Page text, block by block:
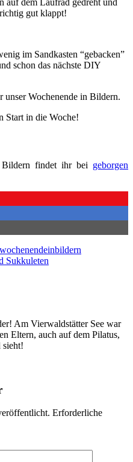
auf dem Laufrad gedreht und
gut klappt!
im Sandkasten “gebacken”
schon das nächste DIY
unser Wochenende in Bildern.
Start in die Woche!
Bildern findet ihr bei geborgen
wochenendeinbildern
Sukkuleten
Am Vierwaldstätter See war
Eltern, auch auf dem Pilatus,
sieht!
Erforderliche